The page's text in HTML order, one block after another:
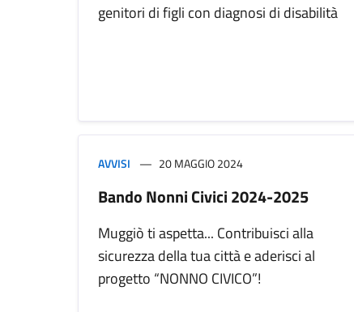
genitori di figli con diagnosi di disabilità
AVVISI 20 MAGGIO 2024
Bando Nonni Civici 2024-2025
Muggiò ti aspetta... Contribuisci alla
sicurezza della tua città e aderisci al
progetto “NONNO CIVICO”!